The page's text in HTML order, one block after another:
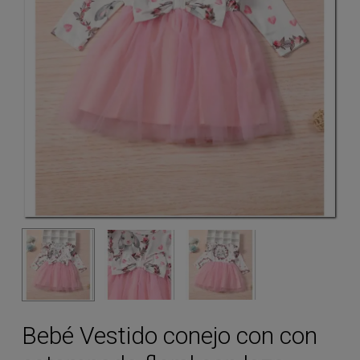
Bebé Vestido conejo con con